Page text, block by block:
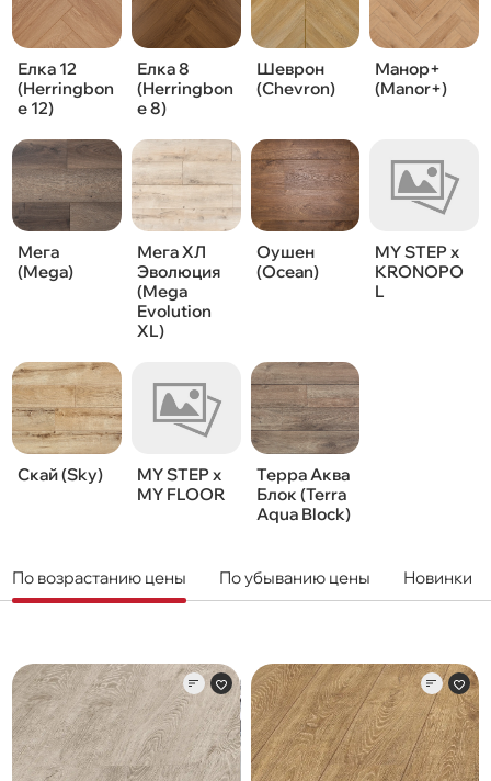
Елка 12
(Herringbon
e 12)
Елка 8
(Herringbon
e 8)
Шеврон
(Chevron)
Манор+
(Manor+)
Мега
(Mega)
Мега ХЛ
Эволюция
(Mega
Evolution
XL)
Оушен
(Ocean)
MY STEP x
KRONOPO
L
Скай (Sky)
MY STEP х
MY FLOOR
Терра Аква
Блок (Terra
Aqua Block)
По возрастанию цены По убыванию цены Новинки